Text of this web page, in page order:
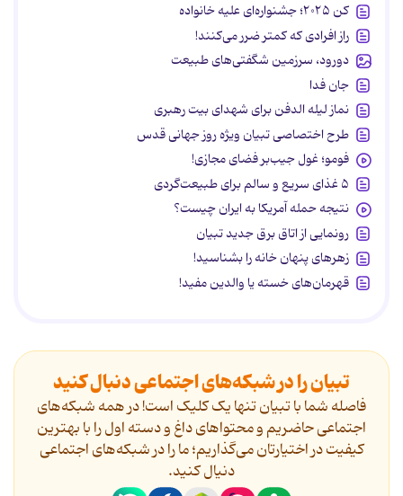
کن ۲۰۲۵؛ جشنواره‌ای علیه خانواده
راز افرادی که کمتر ضرر می‌کنند!
دورود، سرزمین شگفتی‌های طبیعت
جان فدا
نماز لیله الدفن برای شهدای بیت رهبری
طرح اختصاصی تبیان ویژه روز جهانی قدس
فومو؛ غول جیب‌بر فضای مجازی!
۵ غذای سریع و سالم برای طبیعت‌گردی
نتیجه حمله آمریکا به ایران چیست؟
رونمایی از اتاق برق جدید تبیان
زهرهای پنهان خانه را بشناسید!
قهرمان‌های خسته یا والدین مفید!
تبیان را در شبکه‌های اجتماعی دنبال کنید
فاصله شما با تبیان تنها یک کلیک است! در همه شبکه‌های
اجتماعی حاضریم و محتواهای داغ و دسته اول را با بهترین
کیفیت در اختیارتان می‌گذاریم؛ ما را در شبکه‌های اجتماعی
دنیال کنید.